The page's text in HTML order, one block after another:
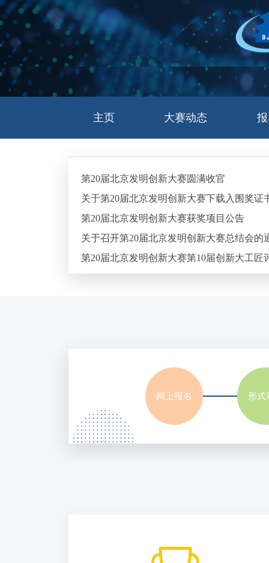
主页 大赛动态
第20届北京发明创新大赛圆满收官
第20届北京发明创新大赛获奖项目公告
关于召开第20届北京发明创新大赛总结会的
网上报名 形式